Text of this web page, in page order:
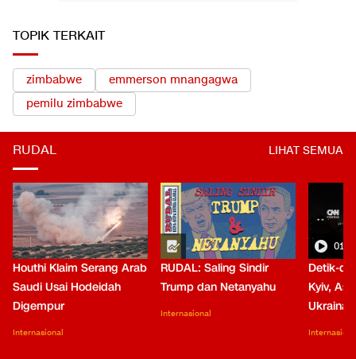
TOPIK TERKAIT
zimbabwe
emmerson mnangagwa
pemilu zimbabwe
RUDAL LIHAT SEMUA
Houthi Klaim Serang Arab
Saudi Usai Hodeidah
Digempur
Internasional
RUDAL: Saling Sindir
Trump dan Netanyahu
Internasional
Detik-
Kyiv,
Ukraina